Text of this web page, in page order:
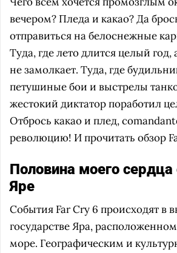
вечером? Пледа и какао? Да
отправиться на белоснежные
Туда, где лето длится целый
не замолкает. Туда, где
петушиные бои и выстрелы
жестокий диктатор поработил
Отбрось какао и плед,
революцию! И прочитать обзор
Половина моего сердца
Яре
События Far Cry 6 происходят
государстве Яра,
море. Географическим и